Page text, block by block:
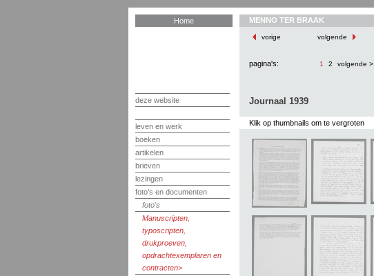
Home
deze website
leven en werk
boeken
artikelen
brieven
lezingen
foto's en documenten
foto's
Manuscripten,
typoscripten,
drukproeven,
opdrachtexemplaren en
contracten
MENNO TER BRAAK
vorige volgende
pagina's: 1 2 volgende >
Journaal 1939
Klik op thumbnails om te vergroten